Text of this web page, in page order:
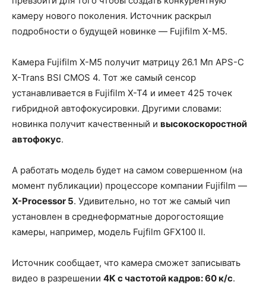
камеру нового поколения. Источник раскрыл
подробности о будущей новинке — Fujifilm X-M5.
Камера Fujifilm X-M5 получит матрицу 26.1 Мп APS-C
X-Trans BSI CMOS 4. Тот же самый сенсор
устанавливается в Fujifilm X-T4 и имеет 425 точек
гибридной автофокусировки. Другими словами:
новинка получит качественный и высокоскоростной
автофокус.
А работать модель будет на самом совершенном (на
момент публикации) процессоре компании Fujifilm —
X-Processor 5. Удивительно, но тот же самый чип
установлен в среднеформатные дорогостоящие
камеры, например, модель Fujfilm GFX100 II.
Источник сообщает, что камера сможет записывать
видео в разрешении 4К с частотой кадров: 60 к/с.